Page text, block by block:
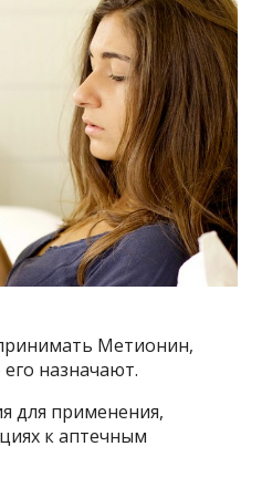
Метионин,
его назначают.
для применения,
к аптечным